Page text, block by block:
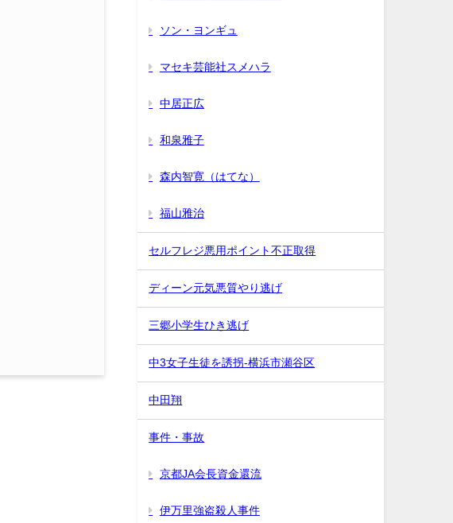
ソン・ヨンギュ
マセキ芸能社スメハラ
中居正広
和泉雅子
森内智寛（はてな）
福山雅治
セルフレジ悪用ポイント不正取得
ディーン元気悪質やり逃げ
三郷小学生ひき逃げ
中3女子生徒を誘拐-横浜市瀬谷区
中田翔
事件・事故
京都JA会長資金還流
伊万里強盗殺人事件